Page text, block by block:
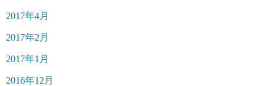
2017年4月
2017年2月
2017年1月
2016年12月